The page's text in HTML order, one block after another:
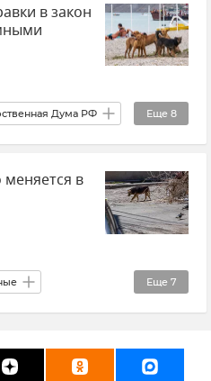
Закон и право
в закон
Еще 8
Дума РФ
с животными
меняется в
Еще 7
Дума РФ